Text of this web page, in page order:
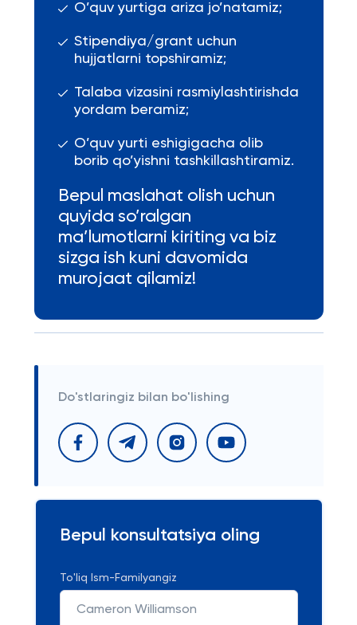
O’quv yurtiga ariza jo’natamiz;
Stipendiya/grant uchun
hujjatlarni topshiramiz;
Talaba vizasini rasmiylashtirishda
yordam beramiz;
O’quv yurti eshigigacha olib
borib qo’yishni tashkillashtiramiz.
Bepul maslahat olish uchun
quyida so’ralgan
ma’lumotlarni kiriting va biz
sizga ish kuni davomida
murojaat qilamiz!
Do'stlaringiz bilan bo'lishing
Bepul konsultatsiya oling
To'liq Ism-Familyangiz